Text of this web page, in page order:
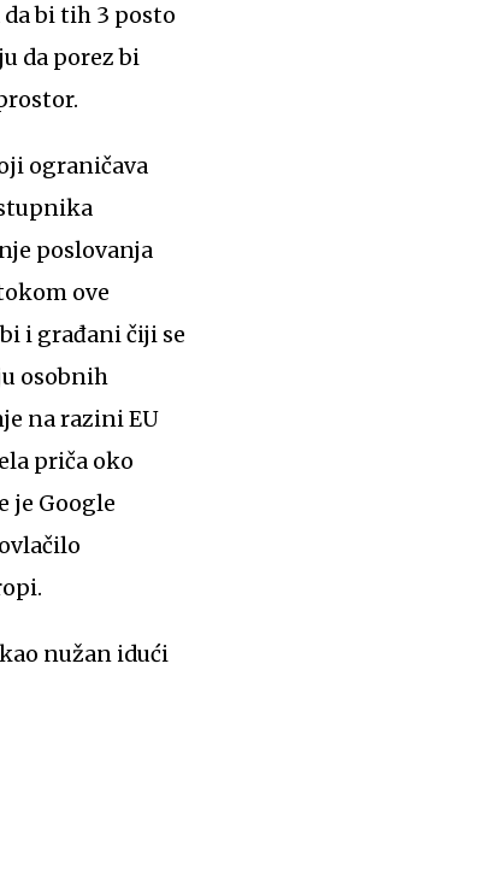
bi tih 3 posto
da porez bi
ograničava
poslovanja
ove
i građani čiji se
osobnih
na razini EU
priča oko
je Google
nužan idući